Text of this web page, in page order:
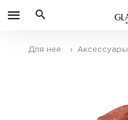
Для нее › Аксессуары